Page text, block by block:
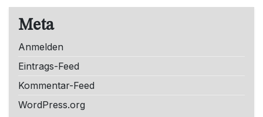
Meta
Anmelden
Eintrags-Feed
Kommentar-Feed
WordPress.org